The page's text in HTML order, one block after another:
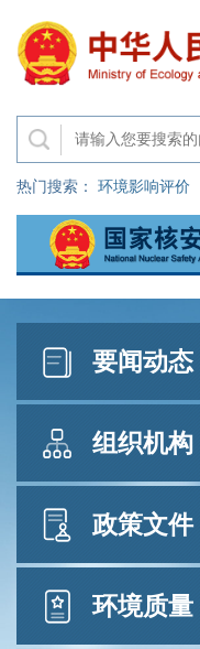
热门搜索： 环境影响评价
要闻动态
新闻发布
生态环境部发布
商结果
生态环境部公布
地表水环境质量
组织机构
部领导
孙金龙
黄润
郭 芳
廖西元
政策文件
中央有关文件
环境质量